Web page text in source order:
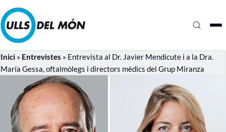
Inici » Entrevistes » Entrevista al Dr. Javier Mendicute i a la Dra.
María Gessa, oftalmòlegs i directors mèdics del Grup Miranza